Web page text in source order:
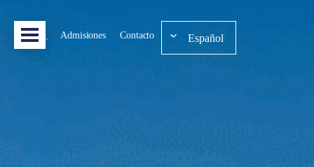
Admisiones Contacto Español